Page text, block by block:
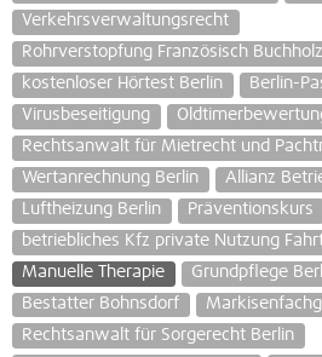
Verkehrsverwaltungsrecht
Rohrverstopfung Französisch Buchholz
kostenloser Hörtest Berlin
Berlin-
Virusbeseitigung
Rechtsanwalt für Mietrecht und
Wertanrechnung Berlin
Allianz
Luftheizung Berlin
Präventionskurs
betriebliches Kfz private Nutzung
Manuelle Therapie
Grundpflege
Bestatter Bohnsdorf
Rechtsanwalt für Sorgerecht Berlin